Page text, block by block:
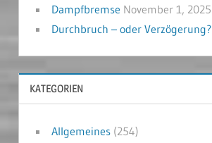
Dampfbremse November 1, 2025
Durchbruch – oder Verzögerung?
KATEGORIEN
Allgemeines(254)